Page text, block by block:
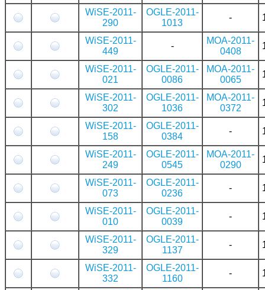
WiSE-2011-
290
OGLE-2011-
1013
-
WiSE-2011-
449
-
MOA-2011-
0408
WiSE-2011-
021
OGLE-2011-
0086
MOA-2011-
0065
WiSE-2011-
302
OGLE-2011-
1036
MOA-2011-
0372
WiSE-2011-
158
OGLE-2011-
0384
-
WiSE-2011-
249
OGLE-2011-
0545
MOA-2011-
0290
WiSE-2011-
073
OGLE-2011-
0236
-
WiSE-2011-
010
OGLE-2011-
0039
-
WiSE-2011-
329
OGLE-2011-
1137
-
WiSE-2011-
332
OGLE-2011-
1160
-